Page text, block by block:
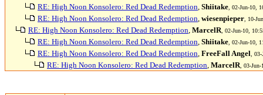
RE: High Noon Konsolero: Red Dead Redemption, Shiitake , 02-Jun-10,
RE: High Noon Konsolero: Red Dead Redemption, wiesenpieper , 10-
RE: High Noon Konsolero: Red Dead Redemption, MarcelR , 02-Jun-10,
RE: High Noon Konsolero: Red Dead Redemption, Shiitake , 02-Jun-10,
RE: High Noon Konsolero: Red Dead Redemption, FreeFall Angel ,
RE: High Noon Konsolero: Red Dead Redemption, MarcelR , 03-